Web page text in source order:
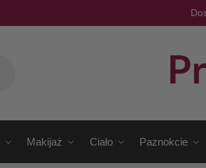
Makijaż Ciało Paznokcie